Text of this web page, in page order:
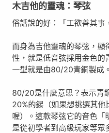
木吉他的靈魂：琴弦
俗話說的好：「工欲善其事
而身為吉他靈魂的琴弦，顯
性，就是低音弦採用金色的
一型就是由80/20青銅製成。
80/20是什麼意思？表示青
20%的錫（如果想挑選其他
喔）。這款琴弦它的音色「
是從初學者到高級玩家等眾